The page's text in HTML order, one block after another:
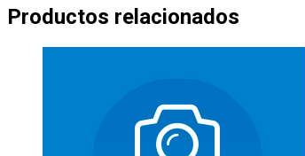
Productos relacionados